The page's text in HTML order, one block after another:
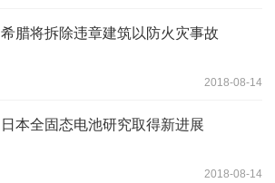
希腊将拆除违章建筑以防火灾事故
2018-08-14
日本全固态电池研究取得新进展
2018-08-14